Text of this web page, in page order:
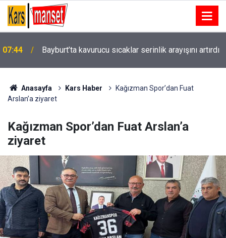
07:16
Vatan’da göreve hazırlanıyor
Anasayfa Kars Haber
Kağızman Spor’dan Fuat
Arslan’a ziyaret
Kağızman Spor’dan Fuat Arslan’a
ziyaret